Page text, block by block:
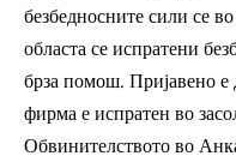
безбедносните сили се
областа се испратени
брза помош. Пријавено е
фирма е испратен во
Обвинителството во